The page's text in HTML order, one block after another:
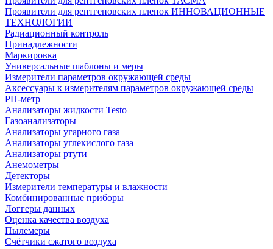
Проявители для рентгеновских пленок ИННОВАЦИОННЫЕ
ТЕХНОЛОГИИ
Радиационный контроль
Принадлежности
Маркировка
Универсальные шаблоны и меры
Измерители параметров окружающей среды
Аксессуары к измерителям параметров окружающей среды
PH-метр
Анализаторы жидкости Testo
Газоанализаторы
Анализаторы угарного газа
Анализаторы углекислого газа
Анализаторы ртути
Анемометры
Детекторы
Измерители температуры и влажности
Комбинированные приборы
Логгеры данных
Оценка качества воздуха
Пылемеры
Счётчики сжатого воздуха